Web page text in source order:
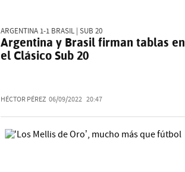
ARGENTINA 1-1 BRASIL | SUB 20
Argentina y Brasil firman tablas en
el Clásico Sub 20
HÉCTOR PÉREZ 06/09/2022 20:47